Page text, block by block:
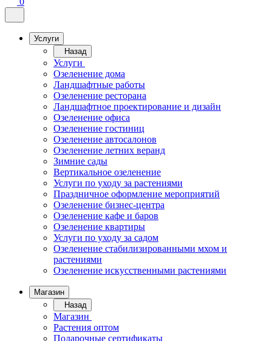
Услуги
Назад
Услуги
Озеленение дома
Ландшафтные работы
Озеленение ресторана
Ландшафтное проектирование и дизайн
Озеленение офиса
Озеленение гостиниц
Озеленение автосалонов
Озеленение летних веранд
Зимние сады
Вертикальное озеленение
Услуги по уходу за растениями
Праздничное оформление мероприятий
Озеленение бизнес-центра
Озеленение кафе и баров
Озеленение квартиры
Услуги по уходу за садом
Озеленение стабилизированными мхом и
растениями
Озеленение искусственными растениями
Магазин
Назад
Магазин
Растения оптом
Подарочные сертификаты